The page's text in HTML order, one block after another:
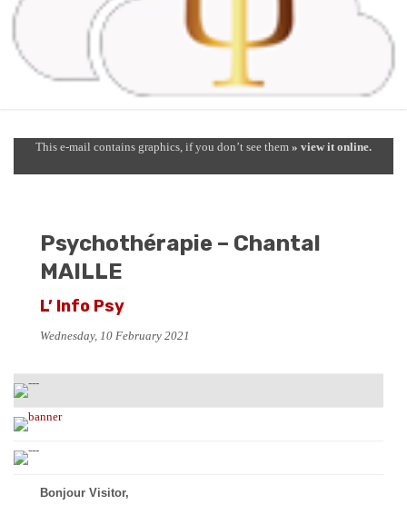
This e-mail contains graphics, if you don’t see them » view it online.
Psychothérapie – Chantal
MAILLE
L’ Info Psy
Wednesday, 10 February 2021
Bonjour Visitor,